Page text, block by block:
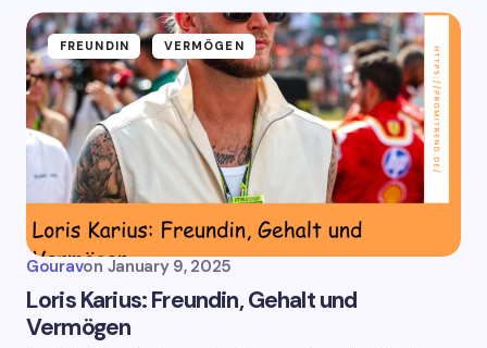
FREUNDIN VERMÖGEN
Gouravon January 9, 2025
Loris Karius: Freundin, Gehalt und
Vermögen